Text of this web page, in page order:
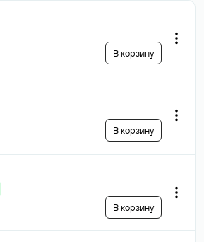
В корзину
В корзину
В корзину